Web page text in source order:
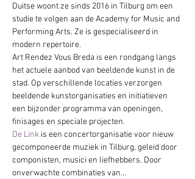
Duitse woont ze sinds 2016 in Tilburg om een
studie te volgen aan de Academy for Music and
Performing Arts. Ze is gespecialiseerd in
modern repertoire.
Art Rendez Vous Breda is een rondgang langs
het actuele aanbod van beeldende kunst in de
stad. Op verschillende locaties verzorgen
beeldende kunstorganisaties en initiatieven
een bijzonder programma van openingen,
finisages en speciale projecten.
De Link is een concertorganisatie voor nieuw
gecomponeerde muziek in Tilburg, geleid door
componisten, musici en liefhebbers. Door
onverwachte combinaties van…